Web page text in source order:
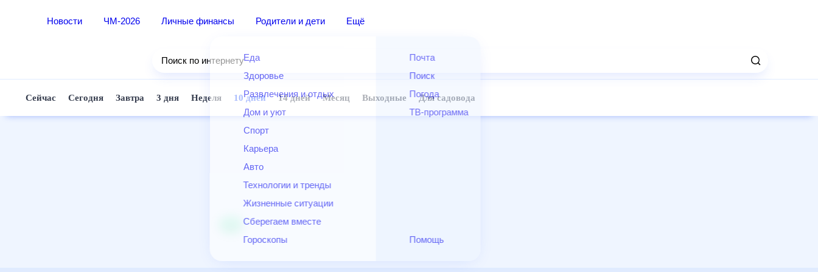
Новости ЧМ-2026 Личные финансы Родители и дети Ещё
Еда
Здоровье
Развлечения и отдых
Дом и уют
Спорт
Карьера
Авто
Технологии и тренды
Жизненные ситуации
Сберегаем вместе
Гороскопы
Почта
Поиск
Погода
ТВ-программа
Помощь
Поиск по интернету
Сейчас Сегодня Завтра 3 дня Неделя 10 дней 14 дней Месяц Выходные Для садовода